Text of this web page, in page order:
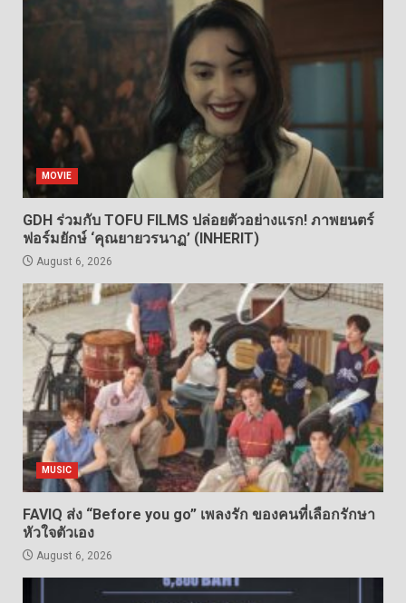
MOVIE
GDH ร่วมกับ TOFU FILMS ปล่อยตัวอย่างแรก! ภาพยนตร์
ฟอร์มยักษ์ ‘คุณยายวรนาฏ’ (INHERIT)
August 6, 2026
MUSIC
FAVIQ ส่ง “Before you go” เพลงรัก ของคนที่เลือกรักษา
หัวใจตัวเอง
August 6, 2026